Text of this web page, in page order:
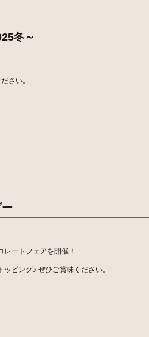
冬～
さい。
ー
ートフェアを開催！
ピング♪ ぜひご賞味ください。